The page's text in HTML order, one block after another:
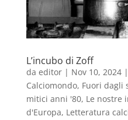
L’incubo di Zoff
da editor| Nov 10, 2024|
Calciomondo, Fuori dagli
mitici anni '80, Le nostre
d'Europa, Letteratura